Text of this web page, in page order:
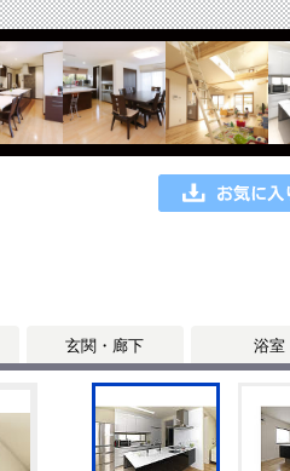
玄関・廊下 浴室